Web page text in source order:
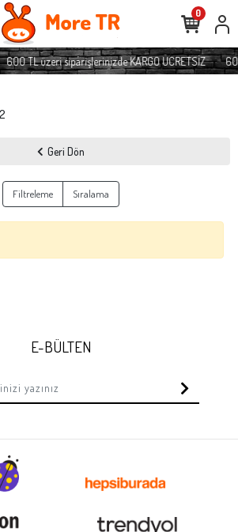
600 TL üzeri siparişlerinizde KARGO ÜCRETSİZ
0
Geri Dön
Filtreleme Sıralama
E-BÜLTEN